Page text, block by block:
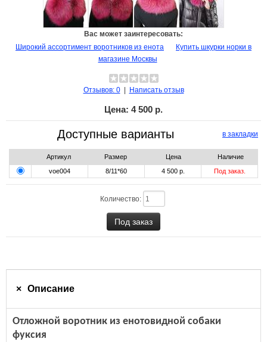
Вас может заинтересовать:
Широкий ассортимент воротников из енота
Купить шкурки норки в
магазине Москвы
Отзывов: 0| Написать отзыв
Цена: 4 500 р.
в закладки
Доступные варианты
Артикул Размер Цена
Наличие
voe004
8/11*60 4 500 р. Под заказ.
Количество:
Описание
Отложной воротник из енотовидной собаки
фуксия